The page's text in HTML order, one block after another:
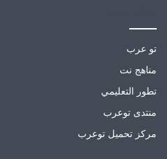
تو عرب
مناهج نت
تطور التعليمي
منتدى توعرب
مركز تحميل توعرب